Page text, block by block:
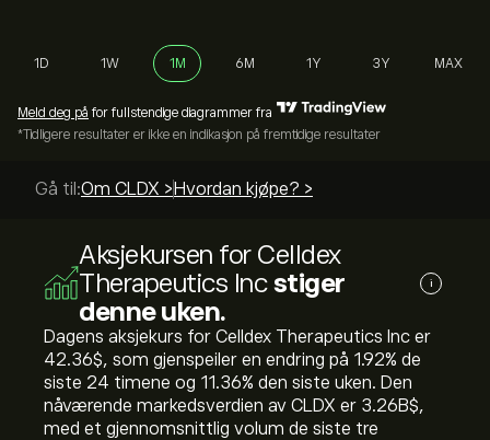
1D 1W 1M 6M 1Y 3Y MAX
Meld deg på for fullstendige diagrammer fra
*Tidligere resultater er ikke en indikasjon på fremtidige resultater
Gå til:Om CLDX > Hvordan kjøpe? >
Aksjekursen for Celldex
Therapeutics Incstiger
denne uken.
i
Dagens aksjekurs for Celldex Therapeutics Inc er
42.36‎$‎, som gjenspeiler en endring på ‎1.92‎% de
siste 24 timene og ‎11.36‎% den siste uken. Den
nåværende markedsverdien av CLDX er 3.26B‎$‎,
med et gjennomsnittlig volum de siste tre